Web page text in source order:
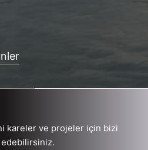
kareler ve projeler için bizi